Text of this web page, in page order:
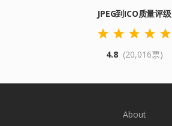
JPEG到ICO质量评级
4.8 (20,016票)
About